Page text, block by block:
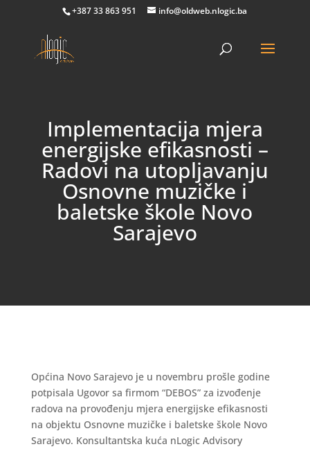
+387 33 863 951 info@oldweb.nlogic.ba
Implementacija mjera
energijske efikasnosti –
Radovi na utopljavanju
Osnovne muzičke i
baletske škole Novo
Sarajevo
Općina Novo Sarajevo je u novembru prošle godine
potpisala Ugovor sa firmom “DEBOS” za izvođenje
radova na provođenju mjera energijske efikasnosti
na objektu Osnovne muzičke i baletske škole Novo
Sarajevo. Konsultantska kuća nLogic Advisory